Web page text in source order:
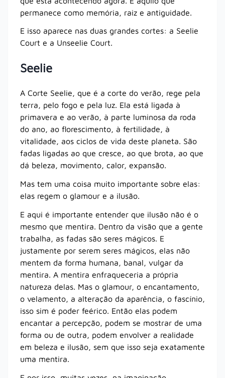
permanece como memória, raiz e antiguidade.
E isso aparece nas duas grandes cortes: a Seelie
Court e a Unseelie Court.
Seelie
A Corte Seelie, que é a corte do verão, rege pela
terra, pelo fogo e pela luz. Ela está ligada à
primavera e ao verão, à parte luminosa da roda
do ano, ao florescimento, à fertilidade, à
vitalidade, aos ciclos de vida deste planeta. São
fadas ligadas ao que cresce, ao que brota, ao que
dá beleza, movimento, calor, expansão.
Mas tem uma coisa muito importante sobre elas:
elas regem o glamour e a ilusão.
E aqui é importante entender que ilusão não é o
mesmo que mentira. Dentro da visão que a gente
trabalha, as fadas são seres mágicos. E
justamente por serem seres mágicos, elas não
mentem da forma humana, banal, vulgar da
mentira. A mentira enfraqueceria a própria
natureza delas. Mas o glamour, o encantamento,
o velamento, a alteração da aparência, o fascínio,
isso sim é poder feérico. Então elas podem
encantar a percepção, podem se mostrar de uma
forma ou de outra, podem envolver a realidade
em beleza e ilusão, sem que isso seja exatamente
uma mentira.